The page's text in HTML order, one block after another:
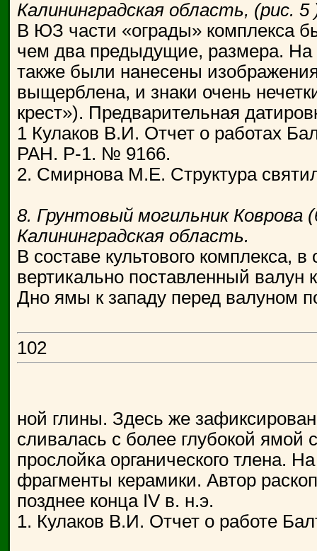
Калининградская область, (рис. 5
В ЮЗ части «ограды» комплекса
чем два предыдущие, размера. На
также были нанесены
выщерблена, и знаки очень
крест»). Предварительная
1 Кулаков В.И. Отчет о работах
РАН. Р-1. № 9166.
2. Смирнова М.Е. Структура
8. Грунтовый могильник Коврова
Калининградская область.
В составе культового комплекса,
вертикально поставленный
Дно ямы к западу перед валуном
102
ной глины. Здесь же
сливалась с более глубокой ямой
прослойка органического тлена.
фрагменты керамики. Автор
позднее конца IV в. н.э.
1. Кулаков В.И. Отчет о работе